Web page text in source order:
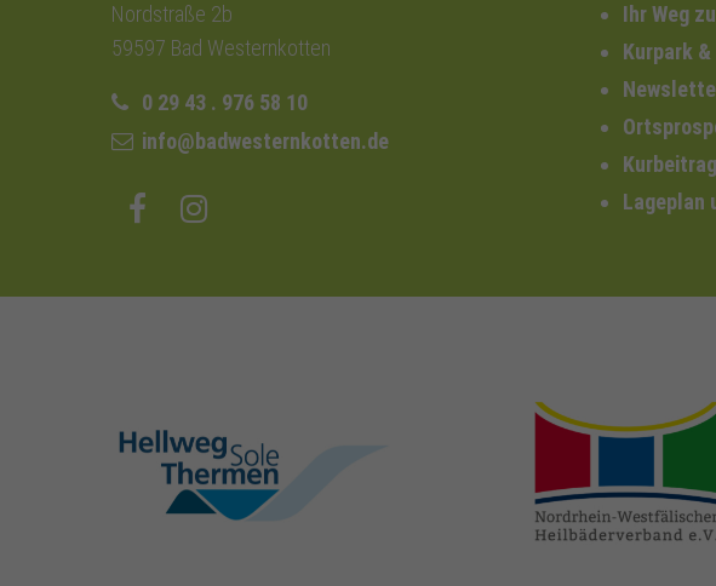
Nordstraße 2b
59597 Bad Westernkotten
0 29 43 . 976 58 10
info@badwesternkotten.de
Ihr Weg
Kurpark
Lageplan
hellweg-sole-
thermen.de
heilbaeder.de